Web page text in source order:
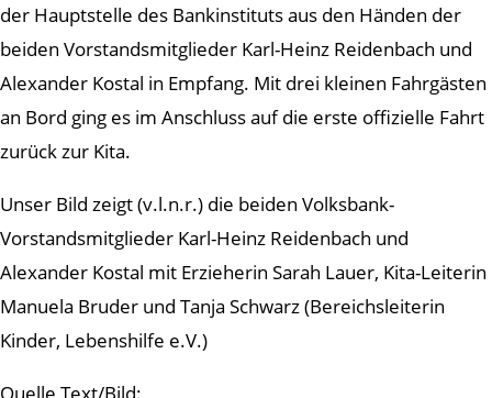
der Hauptstelle des Bankinstituts aus den Händen der
beiden Vorstandsmitglieder Karl-Heinz Reidenbach und
Alexander Kostal in Empfang. Mit drei kleinen Fahrgästen
an Bord ging es im Anschluss auf die erste offizielle Fahrt
zurück zur Kita.
Unser Bild zeigt (v.l.n.r.) die beiden Volksbank-
Vorstandsmitglieder Karl-Heinz Reidenbach und
Alexander Kostal mit Erzieherin Sarah Lauer, Kita-Leiterin
Manuela Bruder und Tanja Schwarz (Bereichsleiterin
Kinder, Lebenshilfe e.V.)
Quelle Text/Bild: